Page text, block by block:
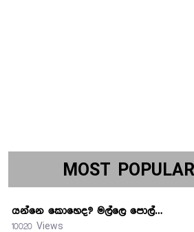
MOST
යන්නෙ කොහෙද? මල්ලෙ පොල්…
10020 Views